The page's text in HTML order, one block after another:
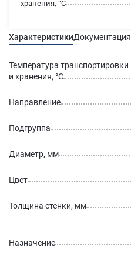
хранения, °С
ХарактеристикиДокументация
Температура транспортировки
и хранения, °С
Направление
Подгруппа
Диаметр, мм
Цвет
Толщина стенки, мм
Назначение